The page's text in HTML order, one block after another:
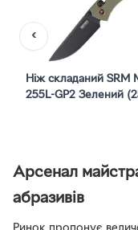
‹
Ніж складаний SRM
255L-GP2 Зелений
Арсенал
абразивів